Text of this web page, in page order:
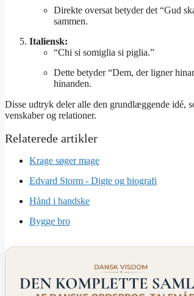
Direkte oversat betyder det “Gud
sammen.
Italiensk:
“Chi si somiglia si piglia.”
Dette betyder “Dem, der ligner
hinanden.
Disse udtryk deler alle den grundlæggende idé,
venskaber og relationer.
Krage søger mage
Edvard Storm - Digte og biografi
Hånd i handske
Bygge bro